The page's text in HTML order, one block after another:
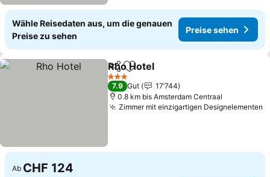
Wähle Reisedaten aus, um die genauen
Preise zu sehen
Preise sehen
TeilenZu Favoriten hinzufügen
Rho Hotel
3 Sterne
7.9 Gut
17’744
0.8 km bis Amsterdam Centraal
Zimmer mit einzigartigen Designelementen
Ab CHF 124